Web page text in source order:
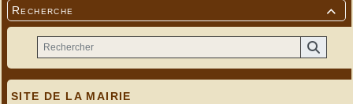

Recherche
SITE DE LA MAIRIE